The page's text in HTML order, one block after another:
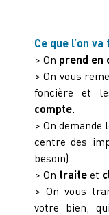
Ce que l’on
> On prend en
> On vous
foncière et
compte
> On demande
centre des
besoin).
> On traite et
> On vous
votre bien,